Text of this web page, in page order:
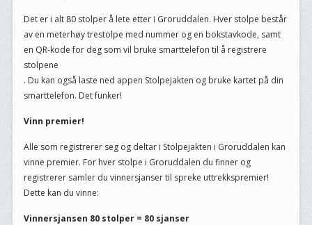
Det er i alt 80 stolper å lete etter i Groruddalen. Hver stolpe består
av en meterhøy trestolpe med nummer og en bokstavkode, samt
en QR-kode for deg som vil bruke smarttelefon til å registrere
stolpene
. Du kan også laste ned appen Stolpejakten og bruke kartet på din
smarttelefon. Det funker!
Vinn premier!
Alle som registrerer seg og deltar i Stolpejakten i Groruddalen kan
vinne premier. For hver stolpe i Groruddalen du finner og
registrerer samler du vinnersjanser til spreke uttrekkspremier!
Dette kan du vinne:
Vinnersjansen 80 stolper = 80 sjanser